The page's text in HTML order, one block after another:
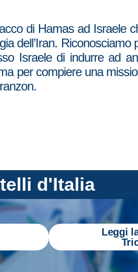
di Hamas ad Israele
dell’Iran. Riconosciamo
Israele di indurre ad
per compiere una
d'Italia
Leggi